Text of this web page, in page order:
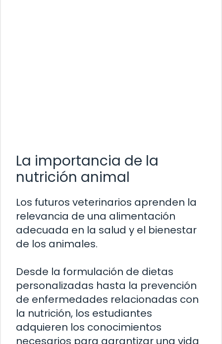
La importancia de la
nutrición animal
Los futuros veterinarios aprenden la
relevancia de una alimentación
adecuada en la salud y el bienestar
de los animales.
Desde la formulación de dietas
personalizadas hasta la prevención
de enfermedades relacionadas con
la nutrición, los estudiantes
adquieren los conocimientos
necesarios para garantizar una vida